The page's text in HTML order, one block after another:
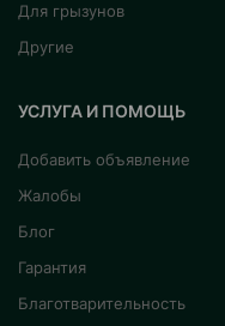
Для грызунов
Другие
УСЛУГА И ПОМОЩЬ
Добавить объявление
Жалобы
Блог
Гарантия
Благотварительность